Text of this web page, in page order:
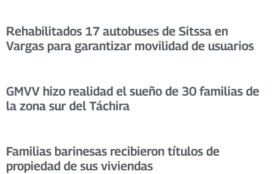
Rehabilitados 17 autobuses de Sitssa en
Vargas para garantizar movilidad de usuarios
GMVV hizo realidad el sueño de 30 familias de
la zona sur del Táchira
Familias barinesas recibieron títulos de
propiedad de sus viviendas